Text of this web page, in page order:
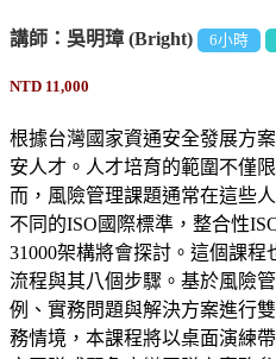
講師：吳明璋 (Bright) 6小時
NTD 11,000
根據台灣國家資通安全發展方
安人才。人才培育的範圍不僅
而，風險管理課題通常在這些
不同的ISO國際標準，整合性
31000架構將會探討。這個課
流程與其八個步驟。基於風險
例、實務問題與解決方案進行
務情境，本課程將以桌面演練